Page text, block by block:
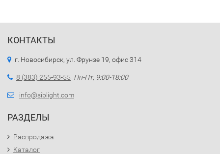
КОНТАКТЫ
г. Новосибирск, ул. Фрунзе 19, офис 314
8 (383) 255-93-55 Пн-Пт, 9:00-18:00
info@siblight.com
РАЗДЕЛЫ
Распродажа
Каталог